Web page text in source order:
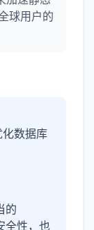
球用户的
数据库
的
全性，也